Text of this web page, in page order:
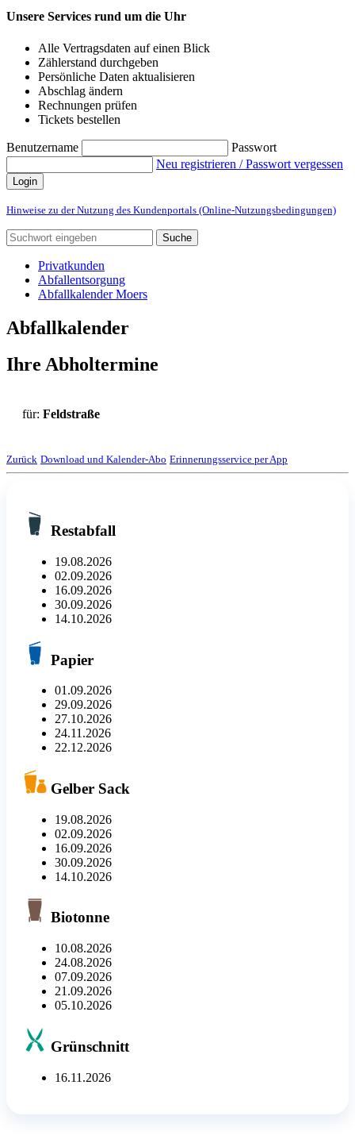
Unsere Services rund um die Uhr
Alle Vertragsdaten auf einen Blick
Zählerstand durchgeben
Persönliche Daten aktualisieren
Abschlag ändern
Rechnungen prüfen
Tickets bestellen
Benutzername
Passwort
Neu registrieren / Passwort vergessen
Login
Hinweise zu der Nutzung des Kundenportals (Online-Nutzungsbedingungen)
Suche
Privatkunden
Abfallentsorgung
Abfallkalender Moers
Abfallkalender
Ihre Abholtermine
für: Feldstraße
Zurück Download und Kalender-Abo Erinnerungsservice per App
Restabfall
19.08.2026
02.09.2026
16.09.2026
30.09.2026
14.10.2026
Papier
01.09.2026
29.09.2026
27.10.2026
24.11.2026
22.12.2026
Gelber Sack
19.08.2026
02.09.2026
16.09.2026
30.09.2026
14.10.2026
Biotonne
10.08.2026
24.08.2026
07.09.2026
21.09.2026
05.10.2026
Grünschnitt
16.11.2026